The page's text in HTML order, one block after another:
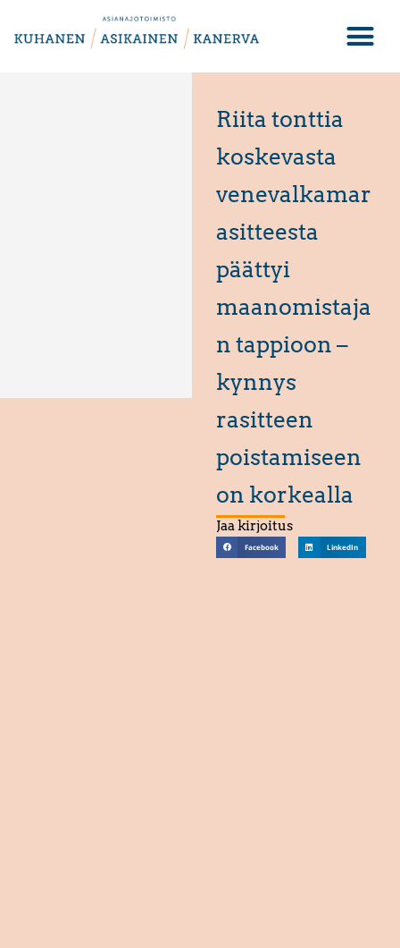
Riita tonttia
koskevasta
venevalkamar
asitteesta
päättyi
maanomistaja
n tappioon –
kynnys
rasitteen
poistamiseen
on korkealla
Jaa kirjoitus
Facebook LinkedIn